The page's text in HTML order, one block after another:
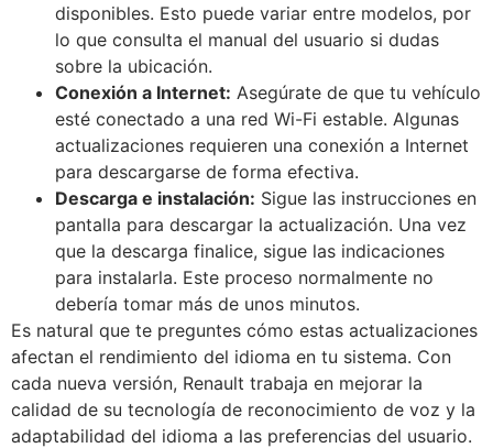
disponibles. Esto puede variar entre modelos, por
lo que consulta el manual del usuario si dudas
sobre la ubicación.
Conexión a Internet: Asegúrate de que tu vehículo
esté conectado a una red Wi-Fi estable. Algunas
actualizaciones requieren una conexión a Internet
para descargarse de forma efectiva.
Descarga e instalación: Sigue las instrucciones en
pantalla para descargar la actualización. Una vez
que la descarga finalice, sigue las indicaciones
para instalarla. Este proceso normalmente no
debería tomar más de unos minutos.
Es natural que te preguntes cómo estas actualizaciones
afectan el rendimiento del idioma en tu sistema. Con
cada nueva versión, Renault trabaja en mejorar la
calidad de su tecnología de reconocimiento de voz y la
adaptabilidad del idioma a las preferencias del usuario.